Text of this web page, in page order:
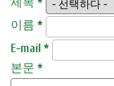
이름 *
E-mail *
본문 *